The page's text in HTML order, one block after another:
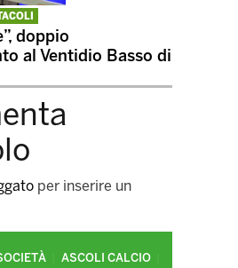
doppio
al Ventidio Basso di
per inserire un
ASCOLI CALCIO